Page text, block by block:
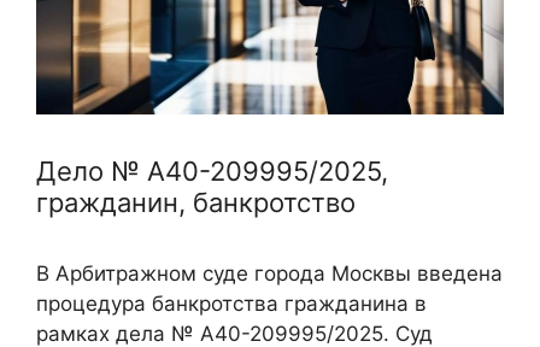
Дело № А40-209995/2025,
гражданин, банкротство
В Арбитражном суде города Москвы введена
процедура банкротства гражданина в
рамках дела № А40-209995/2025. Суд